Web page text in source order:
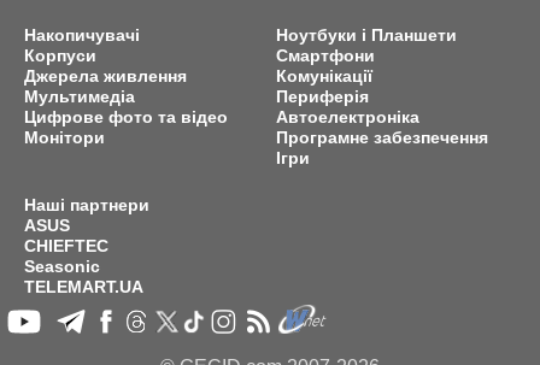
Накопичувачі
Корпуси
Джерела живлення
Мультимедіа
Цифрове фото та відео
Монітори
Ноутбуки і Планшети
Смартфони
Комунікації
Периферія
Автоелектроніка
Програмне забезпечення
Ігри
Наші партнери
ASUS
CHIEFTEC
Seasonic
TELEMART.UA